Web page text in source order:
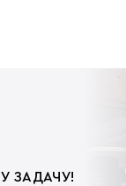
ЗАДАЧУ!